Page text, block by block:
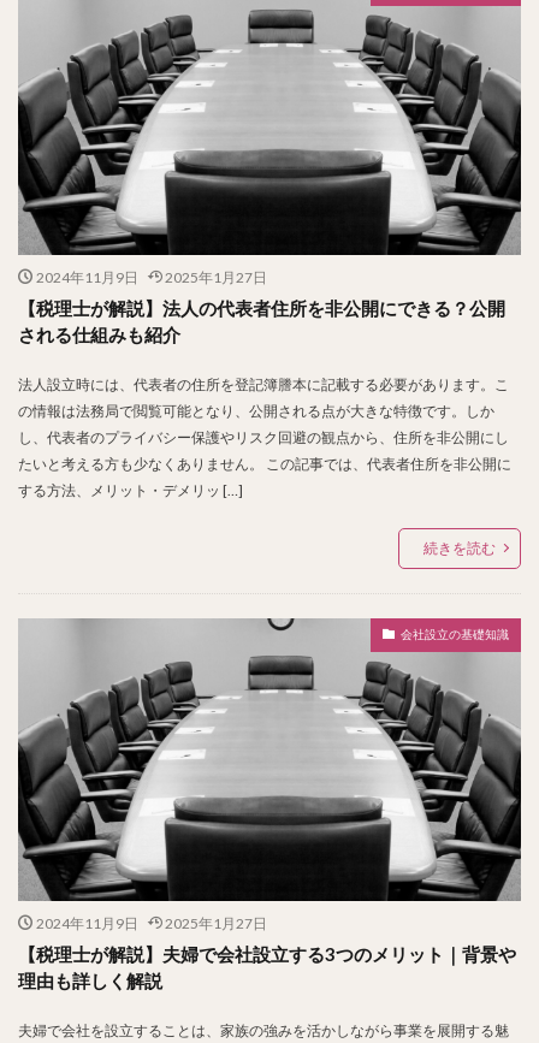
2024年11月9日 2025年1月27日
【税理士が解説】法人の代表者住所を非公開にできる？公開
される仕組みも紹介
法人設立時には、代表者の住所を登記簿謄本に記載する必要があります。こ
の情報は法務局で閲覧可能となり、公開される点が大きな特徴です。しか
し、代表者のプライバシー保護やリスク回避の観点から、住所を非公開にし
たいと考える方も少なくありません。 この記事では、代表者住所を非公開に
する方法、メリット・デメリッ […]
続きを読む
会社設立の基礎知識
2024年11月9日 2025年1月27日
【税理士が解説】夫婦で会社設立する3つのメリット｜背景や
理由も詳しく解説
夫婦で会社を設立することは、家族の強みを活かしながら事業を展開する魅